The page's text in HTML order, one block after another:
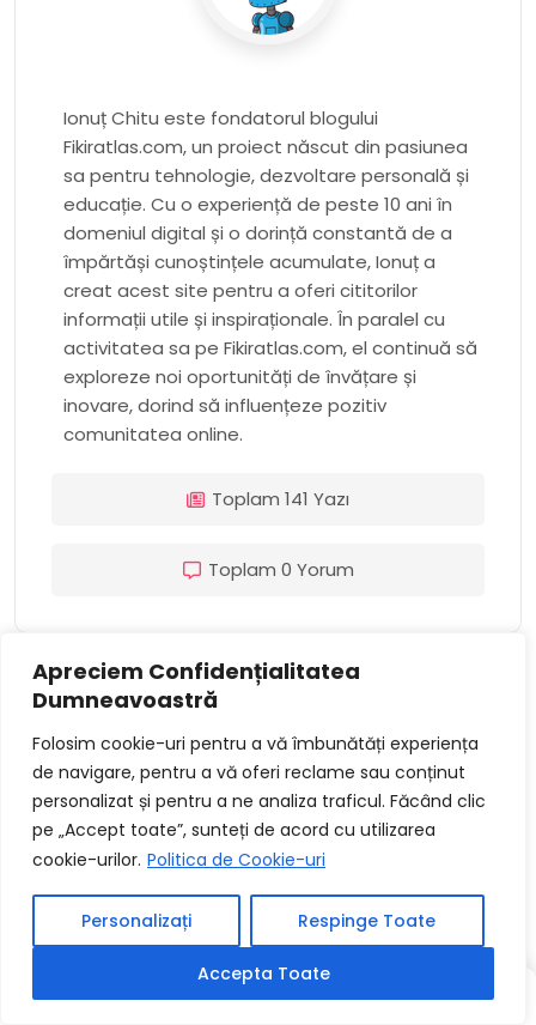
Apreciem Confidențialitatea
Dumneavoastră
Folosim cookie-uri pentru a vă îmbunătăți experiența
de navigare, pentru a vă oferi reclame sau conținut
personalizat și pentru a ne analiza traficul. Făcând clic
pe „Accept toate”, sunteți de acord cu utilizarea
cookie-urilor. Politica de Cookie-uri
Personalizați Respinge Toate
Accepta Toate
Ionuț Chitu este fondatorul blogului
Fikiratlas.com, un proiect născut din pasiunea
sa pentru tehnologie, dezvoltare personală și
educație. Cu o experiență de peste 10 ani în
domeniul digital și o dorință constantă de a
împărtăși cunoștințele acumulate, Ionuț a
creat acest site pentru a oferi cititorilor
informații utile și inspiraționale. În paralel cu
activitatea sa pe Fikiratlas.com, el continuă să
exploreze noi oportunități de învățare și
inovare, dorind să influențeze pozitiv
comunitatea online.
Toplam 141 Yazı
Toplam 0 Yorum
BENZER YAZILAR
Aventurile Pe Drum Lung Și
Întortocheat În Transportul
Greu De Transport
Ridicați-Vă Vehiculele De Teren
Supremă